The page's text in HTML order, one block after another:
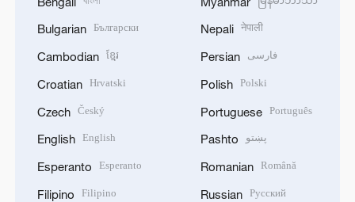
Bulgarian Български
Cambodian ខ្មែរ
Croatian Hrvatski
Czech Český
English English
Esperanto Esperanto
Filipino Filipino
Nepali नेपाली
Persian فارسی
Polish Polski
Portuguese Português
Pashto پښتو
Romanian Română
Russian Русский